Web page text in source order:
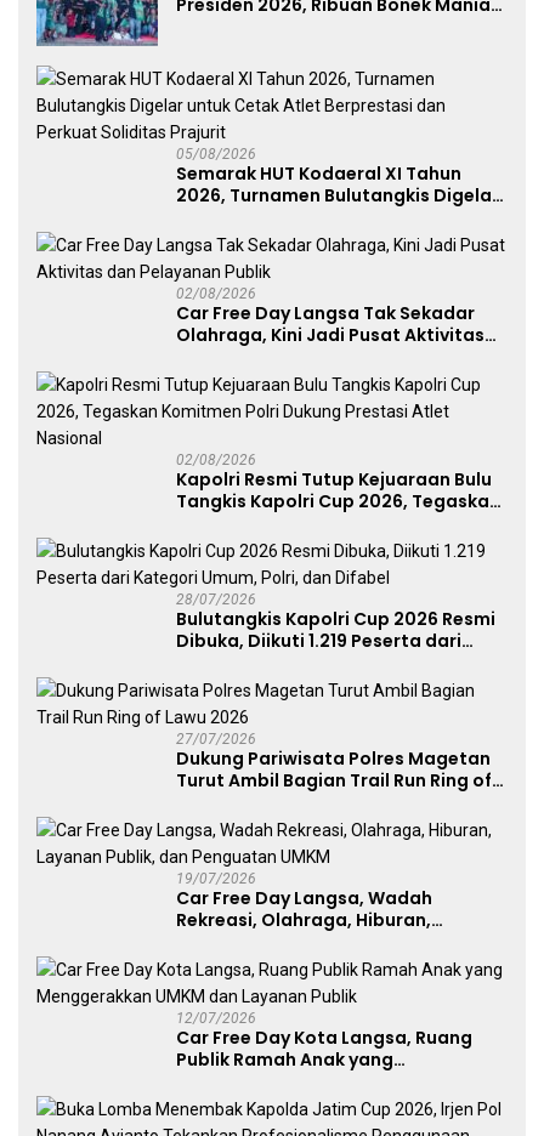
Presiden 2026, Ribuan Bonek Mania
05/08/2026
Semarak HUT Kodaeral XI Tahun
2026, Turnamen Bulutangkis Digelar
Perkuat Soliditas Prajurit
02/08/2026
Car Free Day Langsa Tak Sekadar
Olahraga, Kini Jadi Pusat Aktivitas
02/08/2026
Kapolri Resmi Tutup Kejuaraan Bulu
Tangkis Kapolri Cup 2026, Tegaskan
Atlet Nasional
28/07/2026
Bulutangkis Kapolri Cup 2026 Resmi
Dibuka, Diikuti 1.219 Peserta dari
27/07/2026
Dukung Pariwisata Polres Magetan
Turut Ambil Bagian Trail Run Ring of
19/07/2026
Car Free Day Langsa, Wadah
Rekreasi, Olahraga, Hiburan,
UMKM
12/07/2026
Car Free Day Kota Langsa, Ruang
Publik Ramah Anak yang
Publik